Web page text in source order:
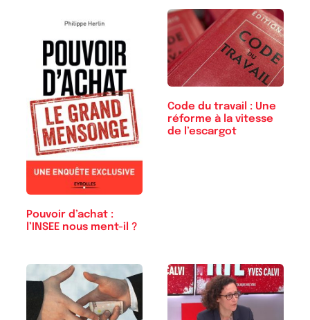
Pouvoir d’achat :
l’INSEE nous ment-il ?
Code du travail : Une
réforme à la vitesse
de l’escargot